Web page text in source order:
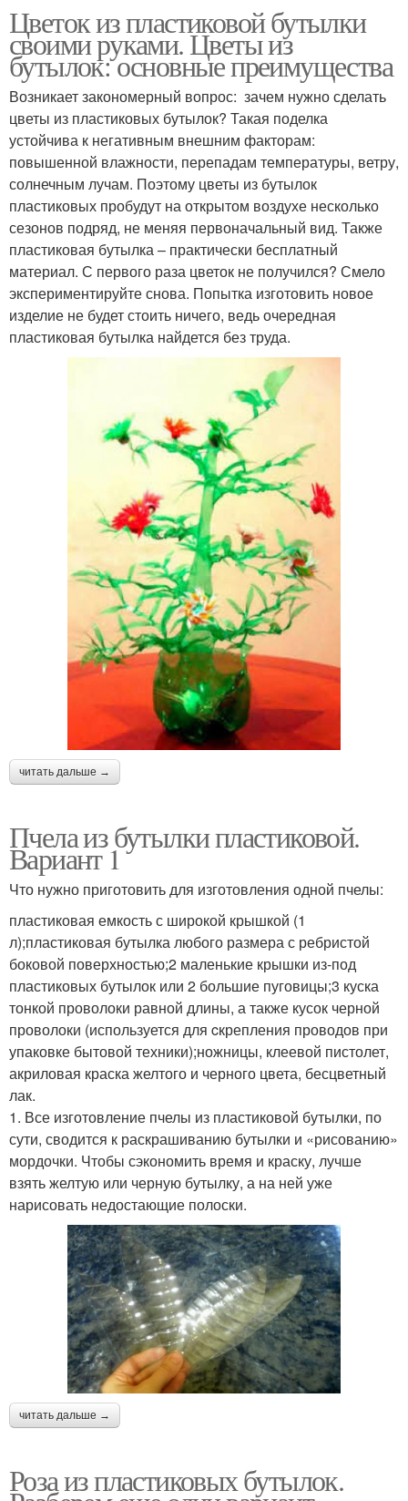
Цветок из пластиковой бутылки
своими руками. Цветы из
бутылок: основные преимущества
Возникает закономерный вопрос: зачем нужно сделать
цветы из пластиковых бутылок? Такая поделка
устойчива к негативным внешним факторам:
повышенной влажности, перепадам температуры, ветру,
солнечным лучам. Поэтому цветы из бутылок
пластиковых пробудут на открытом воздухе несколько
сезонов подряд, не меняя первоначальный вид. Также
пластиковая бутылка – практически бесплатный
материал. С первого раза цветок не получился? Смело
экспериментируйте снова. Попытка изготовить новое
изделие не будет стоить ничего, ведь очередная
пластиковая бутылка найдется без труда.
читать дальше →
Пчела из бутылки пластиковой.
Вариант 1
Что нужно приготовить для изготовления одной пчелы:
пластиковая емкость с широкой крышкой (1
л);пластиковая бутылка любого размера с ребристой
боковой поверхностью;2 маленькие крышки из-под
пластиковых бутылок или 2 большие пуговицы;3 куска
тонкой проволоки равной длины, а также кусок черной
проволоки (используется для cкрепления проводов при
упаковке бытовой техники);ножницы, клеевой пистолет,
акриловая краска желтого и черного цвета, бесцветный
лак.
1. Все изготовление пчелы из пластиковой бутылки, по
сути, сводится к раскрашиванию бутылки и «рисованию»
мордочки. Чтобы сэкономить время и краску, лучше
взять желтую или черную бутылку, а на ней уже
нарисовать недостающие полоски.
читать дальше →
Роза из пластиковых бутылок.